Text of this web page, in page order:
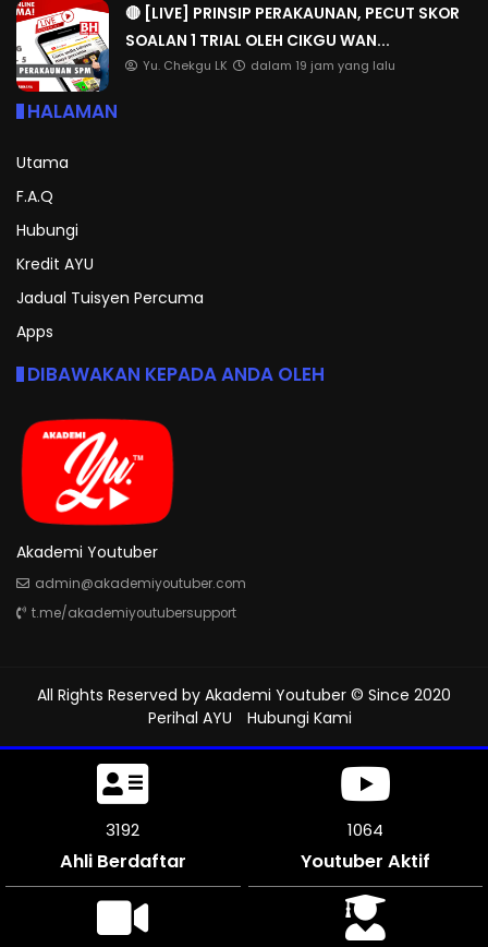
🔴 [LIVE] PRINSIP PERAKAUNAN, PECUT SKOR
SOALAN 1 TRIAL OLEH CIKGU WAN...
Yu. Chekgu LK dalam 19 jam yang lalu
HALAMAN
Utama
F.A.Q
Hubungi
Kredit AYU
Jadual Tuisyen Percuma
Apps
DIBAWAKAN KEPADA ANDA OLEH
Akademi Youtuber
admin@akademiyoutuber.com
t.me/akademiyoutubersupport
All Rights Reserved by Akademi Youtuber © Since 2020
Perihal AYU
Hubungi Kami
3507
Ahli Berdaftar
1169
Youtuber Aktif